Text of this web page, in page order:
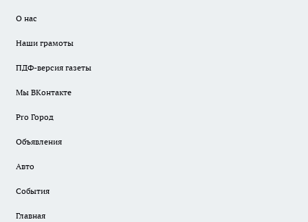
О нас
Наши грамоты
ПДФ-версия газеты
Мы ВКонтакте
Pro Город
Объявления
Авто
События
Главная